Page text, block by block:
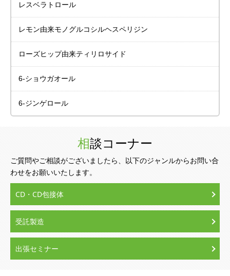
レスベラトロール
レモン由来モノグルコシルヘスペリジン
ローズヒップ由来ティリロサイド
6-ショウガオール
6-ジンゲロール
相談コーナー
ご質問やご相談がございましたら、以下のジャンルからお問い合
わせをお願いいたします。
CD・CD包接体
受託製造
出張セミナー